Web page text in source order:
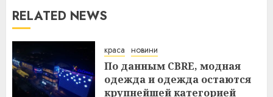
RELATED NEWS
краса новини
По данным CBRE, модная
одежда и одежда остаются
крупнейшей категорией